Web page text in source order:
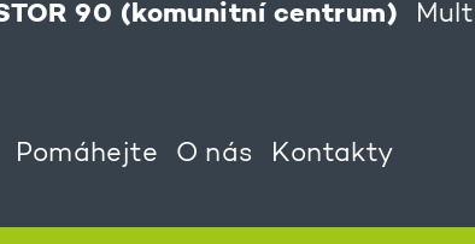
90 (komunitní centrum)
Pomáhejte O nás Kontakty